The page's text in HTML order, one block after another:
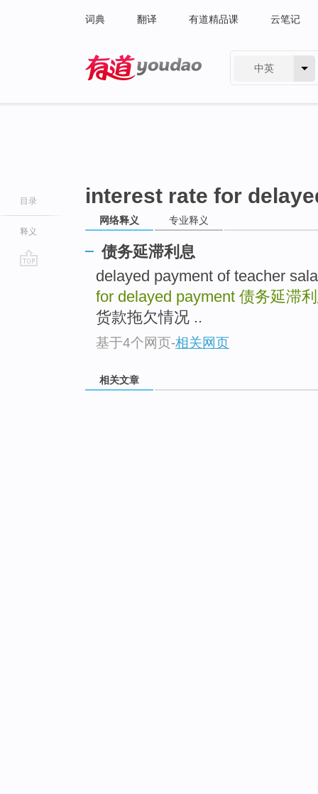
词典 翻译 有道精品课 云笔记
中英
目录
释义
interest rate for
网络释义 专业释义
债务延滞利息
delayed payment of teacher
for delayed payment 债务延滞
货款拖欠情况 ..
基于4个网页-相关网页
相关文章